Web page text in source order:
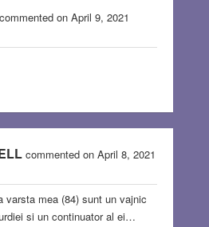
on April 9, 2021
commented on April 8, 2021
mea (84) sunt un vajnic
si un continuator al ei…